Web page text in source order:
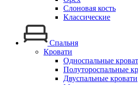
Слоновая кость
Классические
Спальня
Кровати
Односпальные
Полутороспальные
Двуспальные кровати